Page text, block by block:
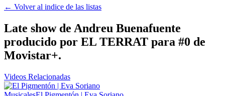
← Volver al indice de las listas
Late show de Andreu Buenafuente
producido por EL TERRAT para #0 de
Movistar+.
Videos Relacionadas